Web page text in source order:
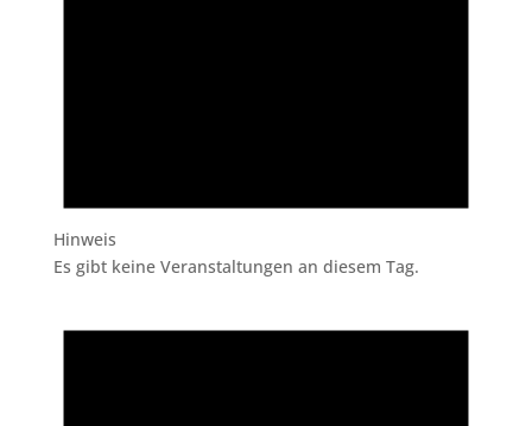
Hinweis
Es gibt keine Veranstaltungen an diesem Tag.